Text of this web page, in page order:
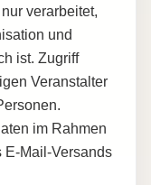
verarbeitet,
und
ist. Zugriff
Veranstalter
im Rahmen
E-Mail-Versands